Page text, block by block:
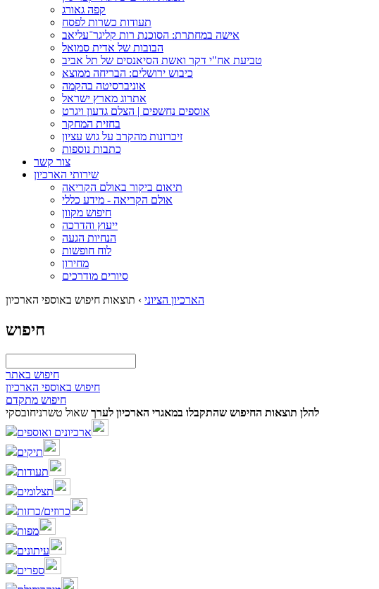
קפה גאורג
תעודות כשרות לפסח
אישה במחתרת: הסוכנת רות קליגר־עליאב
הבובות של אדית סמואל
טביעת אח"י דקר ואשת הסיאנסים של תל אביב
כיבוש ירושלים: הבריחה ממוצא
אוניברסיטה בהקמה
אתרוג מארץ ישראל
אוספים נחשפים | הצלם גדעון ויגרט
בחזית המחקר
זיכרונות מהקרב על גוש עציון
כתבות נוספות
צור קשר
שירותי הארכיון
תיאום ביקור באולם הקריאה
אולם הקריאה - מידע כללי
חיפוש מקוון
ייעוץ והדרכה
הנחיות הגעה
לוח חופשות
מחירון
סיורים מודרכים
הארכיון הציוני › תוצאות חיפוש באוספי הארכיון
חיפוש
חיפוש באתר
חיפוש באוספי הארכיון
חיפוש מתקדם
להלן תוצאות החיפוש שהתקבלו במאגרי הארכיון לערך שאול טשרניחובסקי
ארכיונים ואוספים
תיקים
תעודות
תצלומים
כרוזים/כרזות
מפות
עיתונים
ספרים